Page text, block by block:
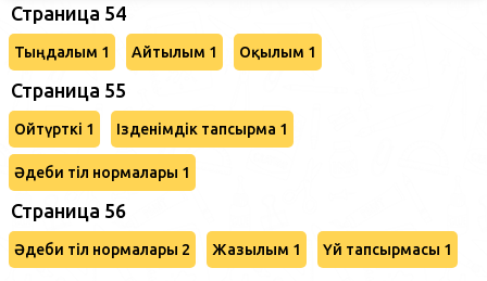
Страница 54
Тыңдалым 1 Айтылым 1 Оқылым 1
Страница 55
Ойтүрткі 1 Ізденімдік тапсырма 1
Әдеби тіл нормалары 1
Страница 56
Әдеби тіл нормалары 2 Жазылым 1 Үй тапсырмасы 1